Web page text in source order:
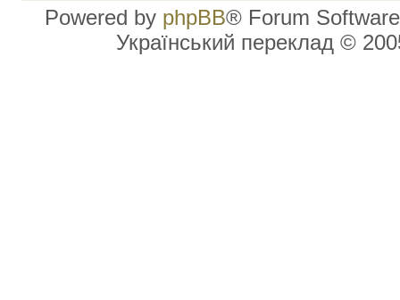
Powered by phpBB® Forum
Український переклад ©